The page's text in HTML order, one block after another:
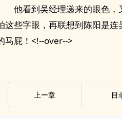
他看到吴经理递来的眼色
这些字眼，再联想到陈阳是
马屁！<!--over-->
上ー章 目